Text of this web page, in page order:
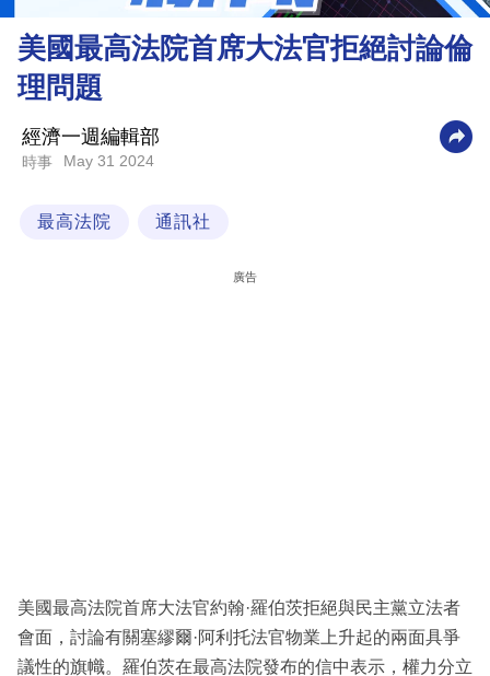
財
業
科
區
美國最高法院首席大法官拒絕討論倫
理問題
經濟一週編輯部
時事 May 31 2024
最高法院 通訊社
廣告
美國最高法院首席大法官約翰·羅伯茨拒絕與民主黨立法者
會面，討論有關塞繆爾·阿利托法官物業上升起的兩面具爭
議性的旗幟。羅伯茨在最高法院發布的信中表示，權力分立